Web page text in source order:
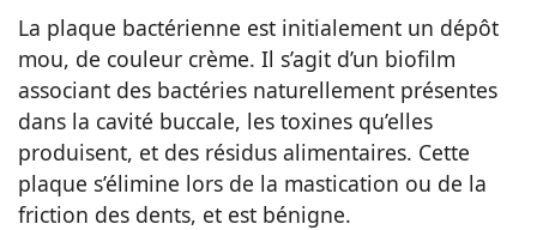
La plaque bactérienne est initialement un dépôt
mou, de couleur crème. Il s’agit d’un biofilm
associant des bactéries naturellement présentes
dans la cavité buccale, les toxines qu’elles
produisent, et des résidus alimentaires. Cette
plaque s’élimine lors de la mastication ou de la
friction des dents, et est bénigne.